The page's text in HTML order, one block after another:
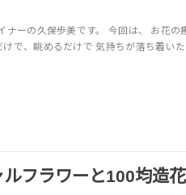
ナーの久保歩美です。 今回は、 お花
けで、眺めるだけで 気持ちが落ち着い
ルフラワーと100均造